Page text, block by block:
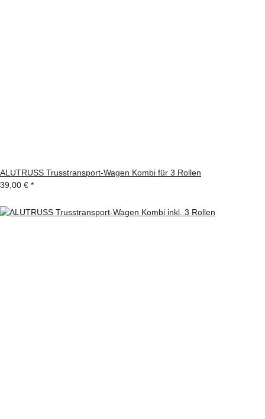
ALUTRUSS Trusstransport-Wagen Kombi für 3 Rollen
39,00 € *